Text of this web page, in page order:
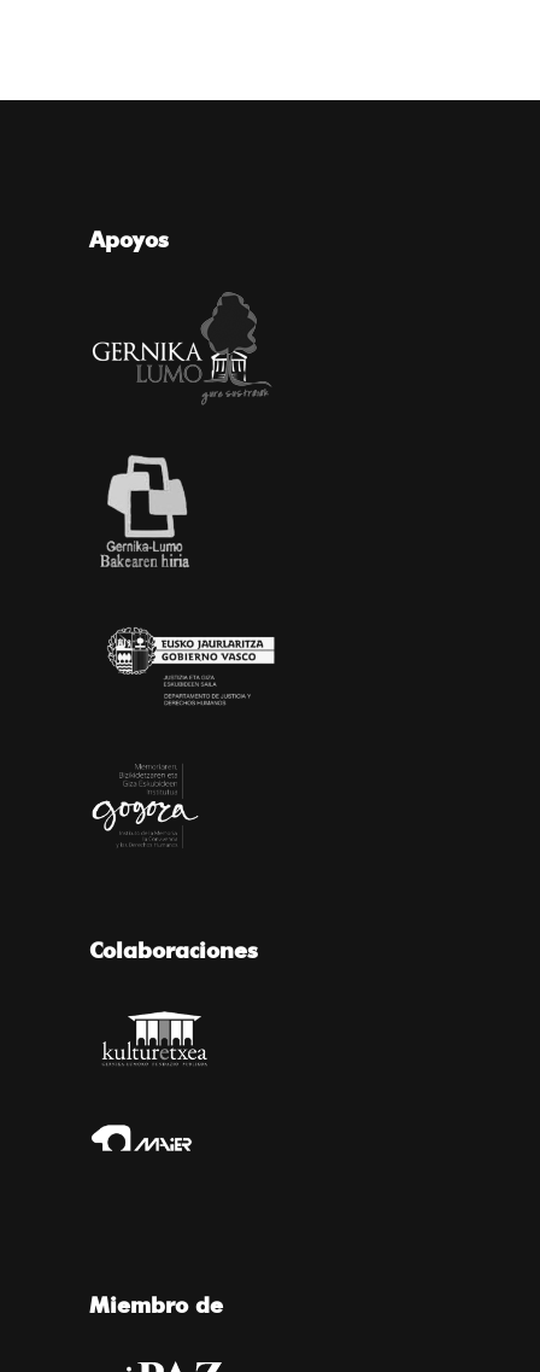
Apoyos
Colaboraciones
Miembro de